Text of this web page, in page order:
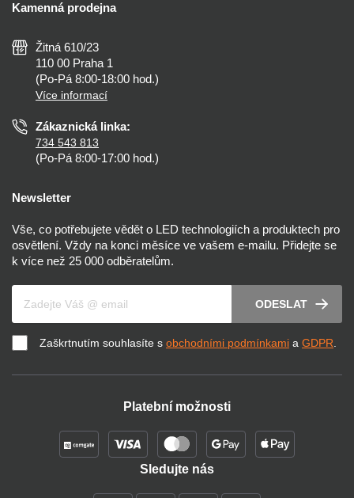
Montáž
Nejčastější dotazy
Než koupíte
Osvětlení dle místnosti
Reklamace a vrácení
Zásady ochrany soukromí
Nastavení cookies
Prohlášení o přístupnosti
Kamenná prodejna
Žitná 610/23
110 00 Praha 1
(Po-Pá 8:00-18:00 hod.)
Více informací
Zákaznická linka:
734 543 813
(Po-Pá 8:00-17:00 hod.)
Newsletter
Vše, co potřebujete vědět o LED technologiích a produktech pro
osvětlení. Vždy na konci měsíce ve vašem e-mailu. Přidejte se
k více než 25 000 odběratelům.
ODESLAT
Zaškrtnutím souhlasíte s obchodními podmínkami a GDPR
Platební možnosti
Sledujte nás